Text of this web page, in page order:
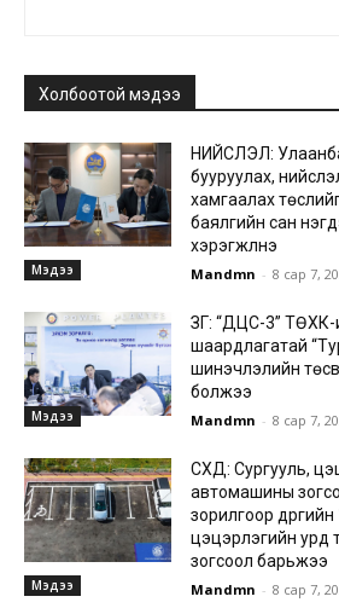
Холбоотой мэдээ
Мэдээ
НИЙСЛЭЛ:
бууруулах,
хамгаалах
баялгийн сан
хэрэгжүүлнэ
Mandmn - 8 сар 7,
Мэдээ
ЗГ: “ДЦС-3” ТӨХК-
шаардлагатай
шинэчлэлийн
болжээ
Mandmn - 8 сар 7,
Мэдээ
СХД: Сургууль,
автомашины
зорилгоор
цэцэрлэгийн урд
зогсоол барьжээ
Mandmn - 8 сар 7,